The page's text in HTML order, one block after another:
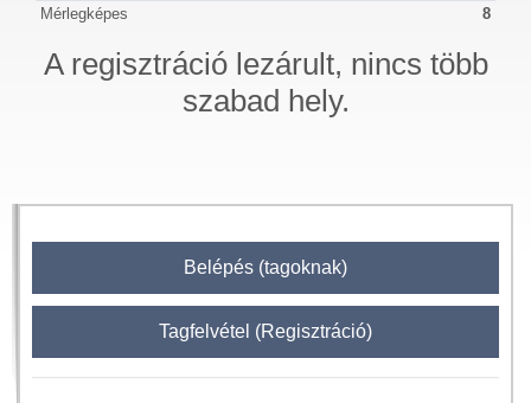
Mérlegképes
8
A regisztráció lezárult, nincs több
szabad hely.
Belépés (tagoknak)
Tagfelvétel (Regisztráció)